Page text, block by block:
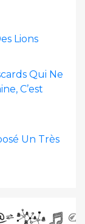
Lions
Qui Ne
C’est
Un Très